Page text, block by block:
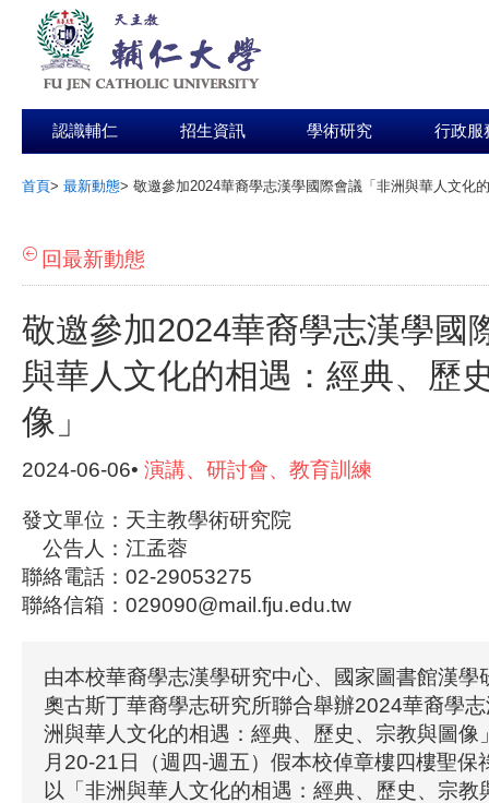
認識輔仁 招生資訊 學術研究 行政服
首頁> 最新動態> 敬邀參加2024華裔學志漢學國際會議「非洲與華人文化
回最新動態
敬邀參加2024華裔學志漢學國
與華人文化的相遇：經典、歷
像」
2024-06-06• 演講、研討會、教育訓練
發文單位：天主教學術研究院
公告人：江孟蓉
聯絡電話：02-29053275
聯絡信箱：029090@mail.fju.edu.tw
由本校華裔學志漢學研究中心、國家圖書館漢學
奧古斯丁華裔學志研究所聯合舉辦2024華裔學
洲與華人文化的相遇：經典、歷史、宗教與圖像
月20-21日（週四-週五）假本校倬章樓四樓聖保
以「非洲與華人文化的相遇：經典、歷史、宗教